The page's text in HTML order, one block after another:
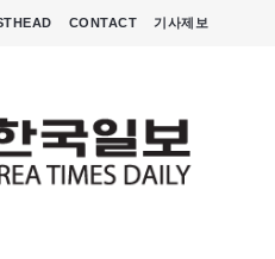
CONTACT 기사제보